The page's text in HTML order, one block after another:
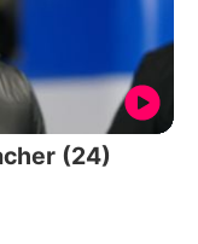
(24)